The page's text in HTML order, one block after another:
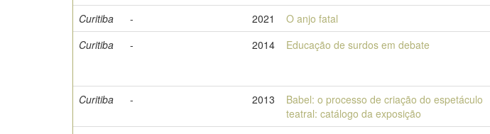
Curitiba
- 2021 O anjo fatal
Curitiba
- 2014 Educação de surdos em debate
Curitiba
- 2013
Babel: o processo de criação do espetáculo
teatral: catálogo da exposição